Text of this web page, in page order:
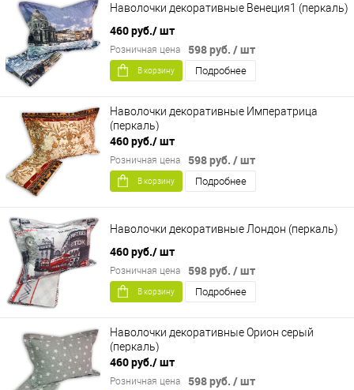
Наволочки декоративные Венеция1 (перкаль)
460 руб./ шт
598 руб. / шт
Розничная цена
В корзину Подробнее
Наволочки декоративные Императрица
(перкаль)
460 руб./ шт
598 руб. / шт
Розничная цена
В корзину Подробнее
Наволочки декоративные Лондон (перкаль)
460 руб./ шт
598 руб. / шт
Розничная цена
В корзину Подробнее
Наволочки декоративные Орион серый
(перкаль)
460 руб./ шт
598 руб. / шт
Розничная цена